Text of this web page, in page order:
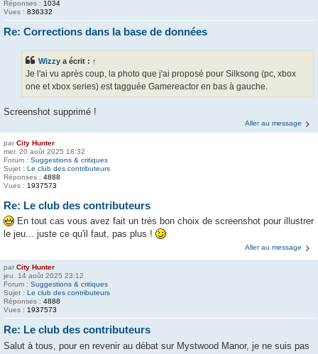
Réponses : 1034
Vues : 836332
Re: Corrections dans la base de données
Wizzy a écrit : ↑
Je l'ai vu après coup, la photo que j'ai proposé pour Silksong (pc, xbox
one et xbox series) est tagguée Gamereactor en bas à gauche.
Screenshot supprimé !
Aller au message
par City Hunter
mer. 20 août 2025 18:32
Forum : Suggestions & critiques
Sujet : Le club des contributeurs
Réponses : 4888
Vues : 1937573
Re: Le club des contributeurs
En tout cas vous avez fait un très bon choix de screenshot pour illustrer
le jeu... juste ce qu'il faut, pas plus !
Aller au message
par City Hunter
jeu. 14 août 2025 23:12
Forum : Suggestions & critiques
Sujet : Le club des contributeurs
Réponses : 4888
Vues : 1937573
Re: Le club des contributeurs
Salut à tous, pour en revenir au débat sur Mystwood Manor, je ne suis pas